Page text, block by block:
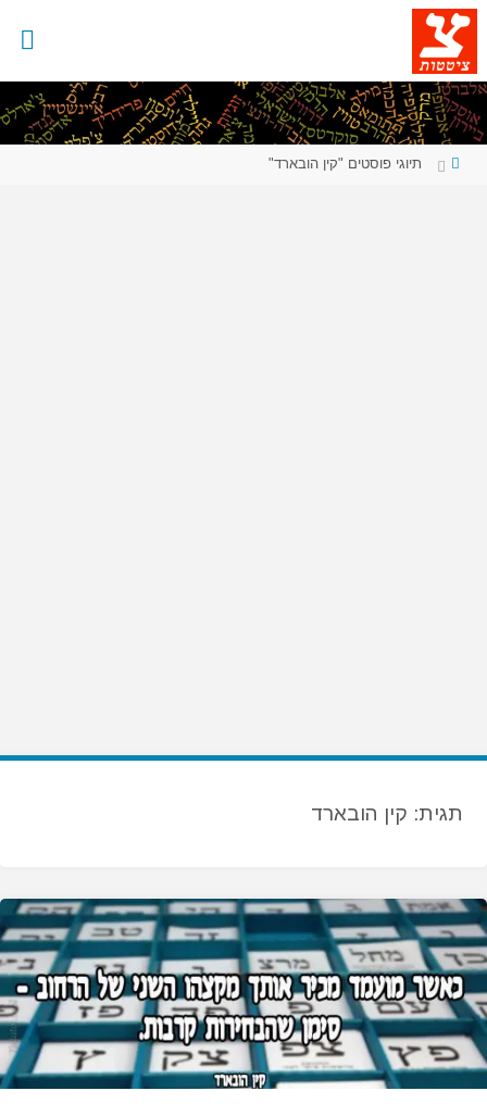
דלגו
לתוכן
עמודתיוגי פוסטים "קין הובארד"
תגית: קין הובארד